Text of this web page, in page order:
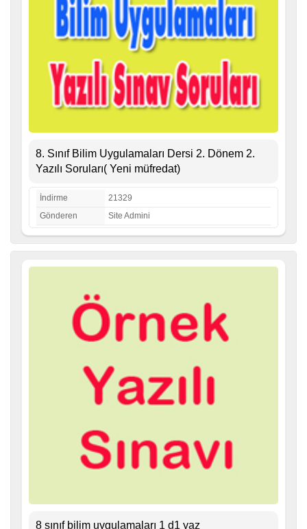
8. Sınıf Bilim Uygulamaları Dersi 2. Dönem 2.
Yazılı Soruları( Yeni müfredat)
İndirme
21329
Gönderen
Site Admini
8 sınıf bilim uygulamaları 1 d1 yaz